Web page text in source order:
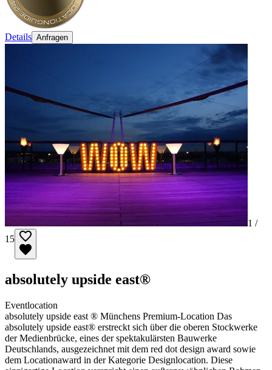
Details Anfragen
1 /
15
absolutely upside east®
Eventlocation
absolutely upside east ® Münchens Premium-Location Das
absolutely upside east® erstreckt sich über die oberen Stockwerke
der Medienbrücke, eines der spektakulärsten Bauwerke
Deutschlands, ausgezeichnet mit dem red dot design award sowie
dem Locationaward in der Kategorie Designlocation. Diese